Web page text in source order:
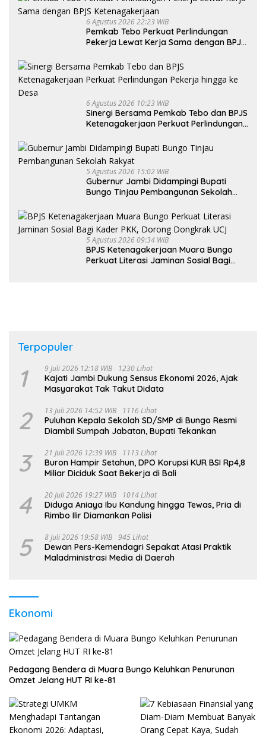
6 Agustus 2026 22:23 WIB
Pemkab Tebo Perkuat Perlindungan
Pekerja Lewat Kerja Sama dengan BPJS
6 Agustus 2026 10:23 WIB
Sinergi Bersama Pemkab Tebo dan BPJS
Ketenagakerjaan Perkuat Perlindungan
5 Agustus 2026 15:02 WIB
Gubernur Jambi Didampingi Bupati
Bungo Tinjau Pembangunan Sekolah
5 Agustus 2026 09:34 WIB
BPJS Ketenagakerjaan Muara Bungo
Perkuat Literasi Jaminan Sosial Bagi
Terpopuler
1 9 Juli 2026 12:18 WIB 1230 Lihat
Kajati Jambi Dukung Sensus Ekonomi 2026, Ajak
Masyarakat Tak Takut Didata
2 13 Juli 2026 14:52 WIB 1116 Lihat
Puluhan Kepala Sekolah SD/SMP di Bungo Resmi
Diambil Sumpah Jabatan, Bupati Tekankan
3 21 Juli 2026 12:39 WIB 1113 Lihat
Buron Hampir Setahun, DPO Korupsi KUR BSI Rp4,8
Miliar Diciduk Saat Bekerja di Bali
4 20 Juli 2026 19:27 WIB 1014 Lihat
Diduga Aniaya Ibu Kandung hingga Tewas, Pria di
Rimbo Ilir Diamankan Polisi
5 8 Juli 2026 19:58 WIB 945 Lihat
Dewan Pers-Kemendagri Sepakat Atasi Praktik
Maladministrasi Media di Daerah
Ekonomi
Pedagang Bendera di Muara Bungo Keluhkan Penurunan
Omzet Jelang HUT RI ke-81